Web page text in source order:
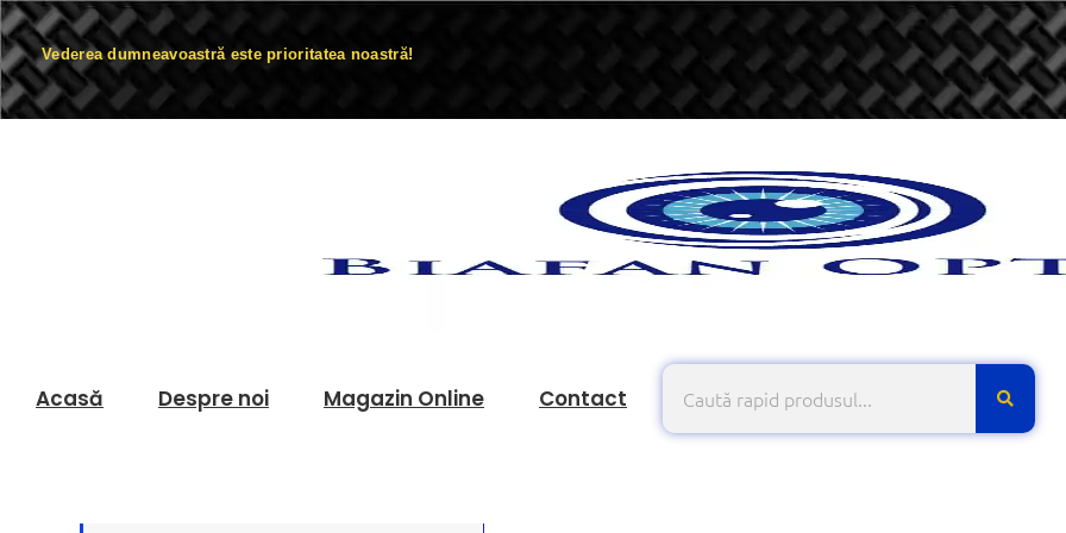
Vederea dumneavoastră este prioritatea noastră!
Acasă Despre noi Magazin Online Contact